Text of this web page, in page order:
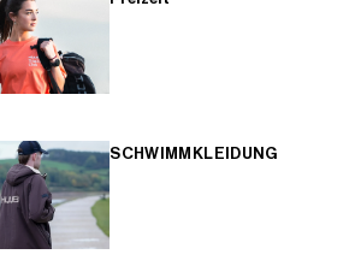
SCHWIMMKLEIDUNG